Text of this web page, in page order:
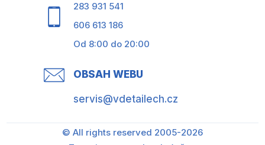
283 931 541
606 613 186
Od 8:00 do 20:00
OBSAH WEBU
servis@vdetailech.cz
© All rights reserved 2005-2026